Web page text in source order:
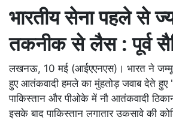
भारतीय सेना पहले से
तकनीक से लैस : पूर्व
लखनऊ, 10 मई (आईएएनएस)। भारत ने
हुए आतंकवादी हमले का मुंहतोड़ जवाब देते
पाकिस्तान और पीओके में नौ आतंकवादी
इसके बाद पाकिस्तान लगातार उकसावे की